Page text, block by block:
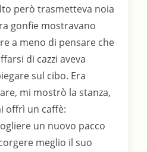
però trasmetteva noia
gonfie mostravano
a meno di pensare che
di cazzi aveva
sul cibo. Era
mi mostrò la stanza,
offrì un caffè:
un nuovo pacco
meglio il suo